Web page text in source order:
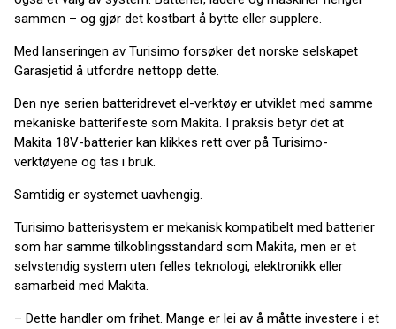
sammen – og gjør det kostbart å bytte eller supplere.
Med lanseringen av Turisimo forsøker det norske selskapet
Garasjetid å utfordre nettopp dette.
Den nye serien batteridrevet el-verktøy er utviklet med samme
mekaniske batterifeste som Makita. I praksis betyr det at
Makita 18V-batterier kan klikkes rett over på Turisimo-
verktøyene og tas i bruk.
Samtidig er systemet uavhengig.
Turisimo batterisystem er mekanisk kompatibelt med batterier
som har samme tilkoblingsstandard som Makita, men er et
selvstendig system uten felles teknologi, elektronikk eller
samarbeid med Makita.
– Dette handler om frihet. Mange er lei av å måtte investere i et